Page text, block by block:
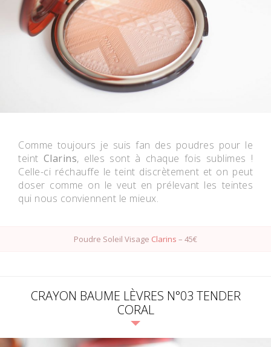
Comme toujours je suis fan des poudres pour le
teint Clarins, elles sont à chaque fois sublimes !
Celle-ci réchauffe le teint discrètement et on peut
doser comme on le veut en prélevant les teintes
qui nous conviennent le mieux.
Poudre Soleil Visage Clarins – 45€
CRAYON BAUME LÈVRES N°03 TENDER
CORAL